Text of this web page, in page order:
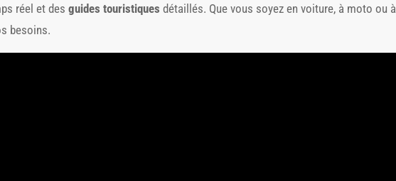
réel et des guides touristiques détaillés. Que vous soyez en voiture, à moto ou à
besoins.